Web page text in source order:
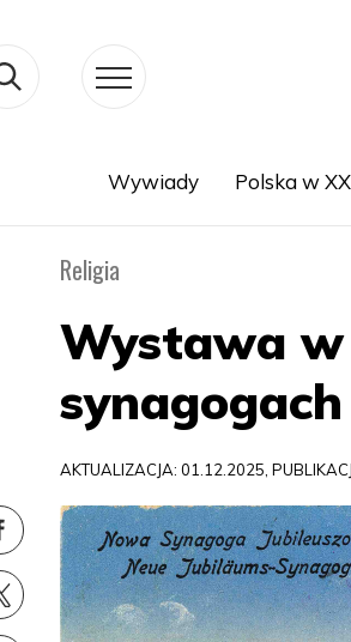
Wywiady Polska w
Religia
Wystawa w
AKTUALIZACJA: 01.12.2025,